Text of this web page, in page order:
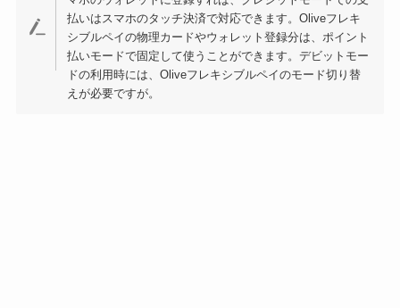
払いはスマホのタッチ決済で対応できます。Oliveフレキ
シブルペイの物理カードやウォレット登録分は、ポイント
払いモードで固定して使うことができます。デビットモー
ドの利用時には、Oliveフレキシブルペイのモード切り替
えが必要ですが。